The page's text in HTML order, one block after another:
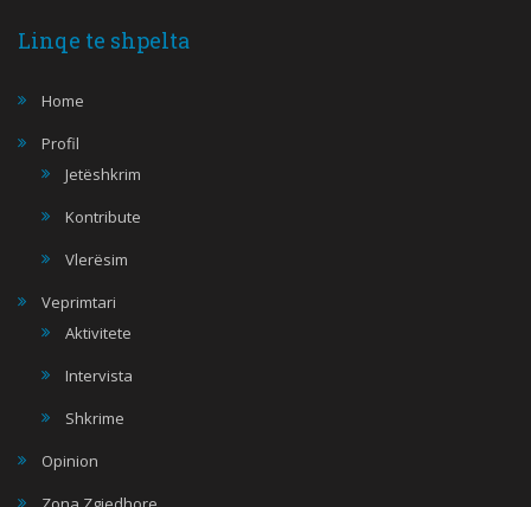
Linqe te shpelta
Home
Profil
Jetëshkrim
Kontribute
Vlerësim
Veprimtari
Aktivitete
Intervista
Shkrime
Opinion